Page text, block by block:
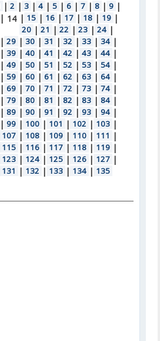
| 2 | 3 | 4 | 5 | 6 | 7 | 8 | 9 |
| 14 | 15 | 16 | 17 | 18 | 19 |
20 | 21 | 22 | 23 | 24 |
| 29 | 30 | 31 | 32 | 33 | 34 |
| 39 | 40 | 41 | 42 | 43 | 44 |
| 49 | 50 | 51 | 52 | 53 | 54 |
| 59 | 60 | 61 | 62 | 63 | 64 |
| 69 | 70 | 71 | 72 | 73 | 74 |
| 79 | 80 | 81 | 82 | 83 | 84 |
| 89 | 90 | 91 | 92 | 93 | 94 |
| 99 | 100 | 101 | 102 | 103 |
107 | 108 | 109 | 110 | 111 |
115 | 116 | 117 | 118 | 119 |
123 | 124 | 125 | 126 | 127 |
131 | 132 | 133 | 134 | 135